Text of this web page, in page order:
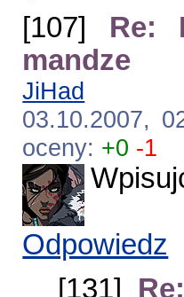
[107] Re:
mandze
JiHad
03.10.2007,
oceny: +0 -1
Odpowiedz
[131]